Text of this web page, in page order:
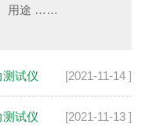
用途 ……
试仪 [2021-11-14 ]
试仪 [2021-11-13 ]